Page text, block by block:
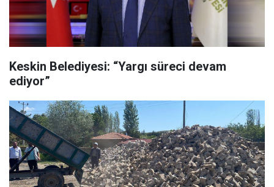
Keskin Belediyesi: “Yargı süreci devam
ediyor”